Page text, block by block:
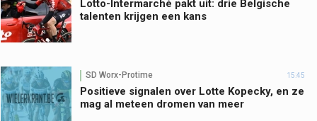
Lotto-Intermarché pakt uit: drie Belgische
talenten krijgen een kans
SD Worx-Protime 15:45
Positieve signalen over Lotte Kopecky, en ze
mag al meteen dromen van meer